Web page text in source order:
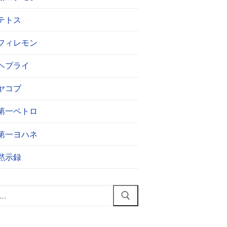
トス
ィレモン
ブライ
コブ
一ペトロ
一ヨハネ
示録